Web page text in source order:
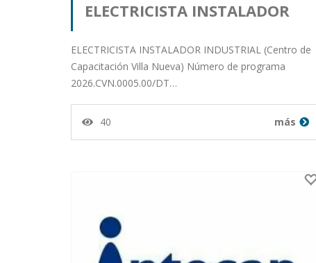
ELECTRICISTA INSTALADOR
INDUSTRIAL (Centro de
Capacitación Villa Nueva)
Publicado por orlando salazar
de Guatemala en 15-01-26
ELECTRICISTA INSTALADOR INDUSTRIAL (Centro de
Capacitación Villa Nueva) Número de programa
2026.CVN.0005.00/DT…
40 más